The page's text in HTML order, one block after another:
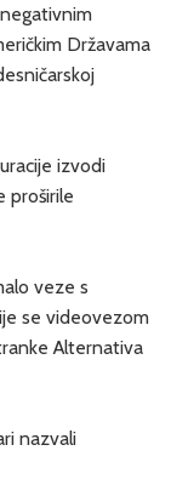
Državama
izvodi
proširile
veze s
se videovezom
Alternativa
nazvali